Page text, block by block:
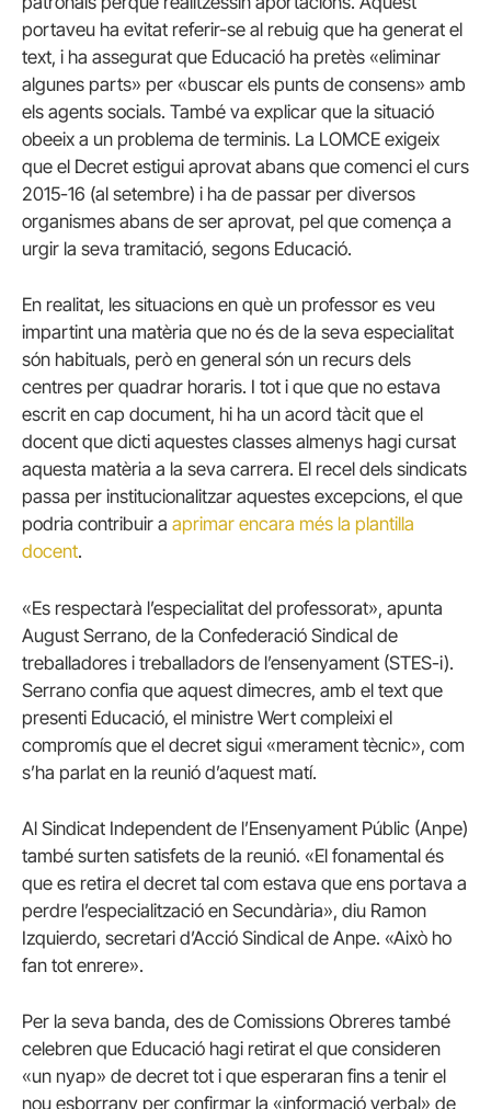
portaveu ha evitat referir-se al rebuig que ha generat el
text, i ha assegurat que Educació ha pretès «eliminar
algunes parts» per «buscar els punts de consens» amb
els agents socials. També va explicar que la situació
obeeix a un problema de terminis. La LOMCE exigeix ​​
que el Decret estigui aprovat abans que comenci el curs
2015-16 (al setembre) i ha de passar per diversos
organismes abans de ser aprovat, pel que comença a
urgir la seva tramitació, segons Educació.
En realitat, les situacions en què un professor es veu
impartint una matèria que no és de la seva especialitat
són habituals, però en general són un recurs dels
centres per quadrar horaris. I tot i que que no estava
escrit en cap document, hi ha un acord tàcit que el
docent que dicti aquestes classes almenys hagi cursat
aquesta matèria a la seva carrera. El recel dels sindicats
passa per institucionalitzar aquestes excepcions, el que
podria contribuir a aprimar encara més la plantilla
docent.
«Es respectarà l’especialitat del professorat», apunta
August Serrano, de la Confederació Sindical de
treballadores i treballadors de l’ensenyament (STES-i).
Serrano confia que aquest dimecres, amb el text que
presenti Educació, el ministre Wert compleixi el
compromís que el decret sigui «merament tècnic», com
s’ha parlat en la reunió d’aquest matí.
Al Sindicat Independent de l’Ensenyament Públic (Anpe)
també surten satisfets de la reunió. «El fonamental és
que es retira el decret tal com estava que ens portava a
perdre l’especialització en Secundària», diu Ramon
Izquierdo, secretari d’Acció Sindical de Anpe. «Això ho
fan tot enrere».
Per la seva banda, des de Comissions Obreres també
celebren que Educació hagi retirat el que consideren
«un nyap» de decret tot i que esperaran fins a tenir el
nou esborrany per confirmar la «informació verbal» de